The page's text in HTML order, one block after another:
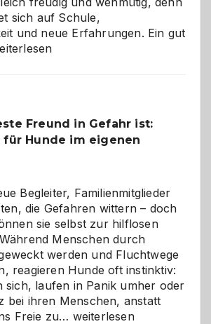
sich auf Schule,
und neue Erfahrungen. Ein gut
Freund in Gefahr ist:
für Hunde im eigenen
Begleiter, Familienmitglieder
die Gefahren wittern – doch
sie selbst zur hilflosen
Menschen durch
werden und Fluchtwege
reagieren Hunde oft instinktiv:
sich, laufen in Panik umher oder
bei ihren Menschen, anstatt
Freie zu… Wenn
weiterlesen